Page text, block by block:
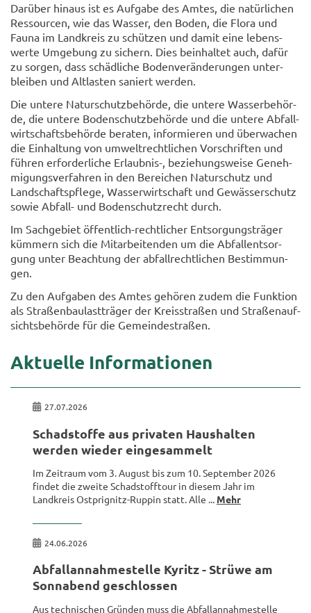
Dar­über hin­aus ist es Auf­ga­be des Amtes, die na­tür­li­chen
Res­sour­cen, wie das Was­ser, den Boden, die Flora und
Fauna im Land­kreis zu schüt­zen und damit eine le­bens­
wer­te Um­ge­bung zu si­chern. Dies be­inhal­tet auch, dafür
zu sor­gen, dass schäd­li­che Bo­den­ver­än­de­run­gen un­ter­
blei­ben und Alt­las­ten sa­niert wer­den.
Die un­te­re Na­tur­schutz­be­hör­de, die un­te­re Was­ser­be­hör­
de, die un­te­re Bo­den­schutz­be­hör­de und die un­te­re Ab­fall­
wirt­schafts­be­hör­de be­ra­ten, in­for­mie­ren und über­wa­chen
die Ein­hal­tung von um­welt­recht­li­chen Vor­schrif­ten und
füh­ren er­for­der­li­che Erlaubnis-​, be­zie­hungs­wei­se Ge­neh­
mi­gungs­ver­fah­ren in den Be­rei­chen Na­tur­schutz und
Land­schafts­pfle­ge, Was­ser­wirt­schaft und Ge­wäs­ser­schutz
sowie Abfall-​ und Bo­den­schutz­recht durch.
Im Sach­ge­biet öffentlich-​rechtlicher Ent­sor­gungs­trä­ger
küm­mern sich die Mit­ar­bei­ten­den um die Ab­fall­ent­sor­
gung unter Be­ach­tung der ab­fall­recht­li­chen Be­stim­mun­
gen.
Zu den Auf­ga­ben des Amtes ge­hö­ren zudem die Funk­ti­on
als Stra­ßen­bau­last­trä­ger der Kreis­stra­ßen und Stra­ßen­auf­
sichts­be­hör­de für die Ge­mein­de­stra­ßen.
Ak­tu­el­le In­for­ma­tio­nen
27.07.2026
Schad­stof­fe aus pri­va­ten Haus­hal­ten
wer­den wie­der ein­ge­sam­melt
Im Zeit­raum vom 3. Au­gust bis zum 10. Sep­tem­ber 2026
fin­det die zwei­te Schad­stoff­tour in die­sem Jahr im
Land­kreis Ostprignitz-​Ruppin statt. Alle ... Mehr
24.06.2026
Ab­fall­an­nah­me­stel­le Ky­ritz - Strüwe am
Sonn­abend ge­schlos­sen
Aus tech­ni­schen Grün­den muss die Ab­fall­an­nah­me­stel­le